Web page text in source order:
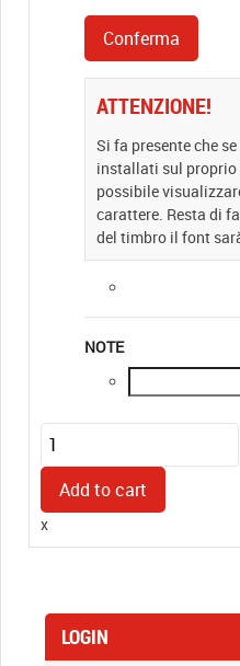
ATTENZIONE!
Si fa presente che
installati sul proprio
possibile
carattere. Resta di
del timbro il font
NOTE
KIT
3SMR30
quantity
Add to cart
x
LOGIN